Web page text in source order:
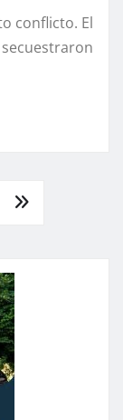
conflicto. El